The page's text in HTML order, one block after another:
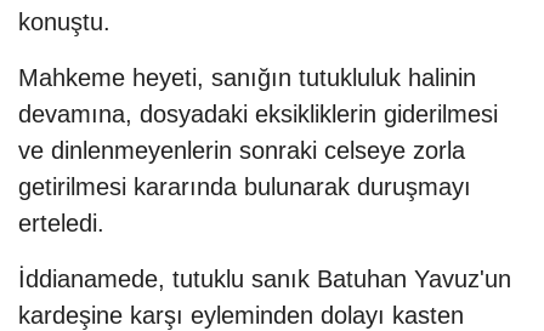
konuştu.
Mahkeme heyeti, sanığın tutukluluk halinin
devamına, dosyadaki eksikliklerin giderilmesi
ve dinlenmeyenlerin sonraki celseye zorla
getirilmesi kararında bulunarak duruşmayı
erteledi.
İddianamede, tutuklu sanık Batuhan Yavuz'un
kardeşine karşı eyleminden dolayı kasten